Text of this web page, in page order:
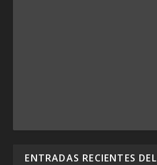
ENTRADAS RECIENTES